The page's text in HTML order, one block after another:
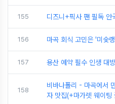
155 디즈니+픽사 팬 필독
156 마곡 회식 고민은 '미숯
157 용산 예약 필수 인생 대
158
비바나폴리 - 마곡에서
자 맛집(+마가렛 웨이팅